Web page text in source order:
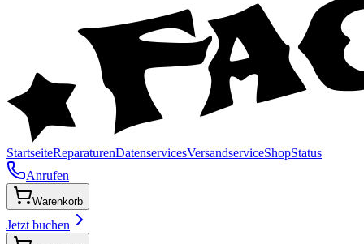
StartseiteReparaturenDatenservicesVersandserviceShopStatus
Anrufen
Warenkorb
Jetzt buchen